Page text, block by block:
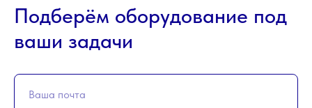
Подберём оборудование под
ваши задачи